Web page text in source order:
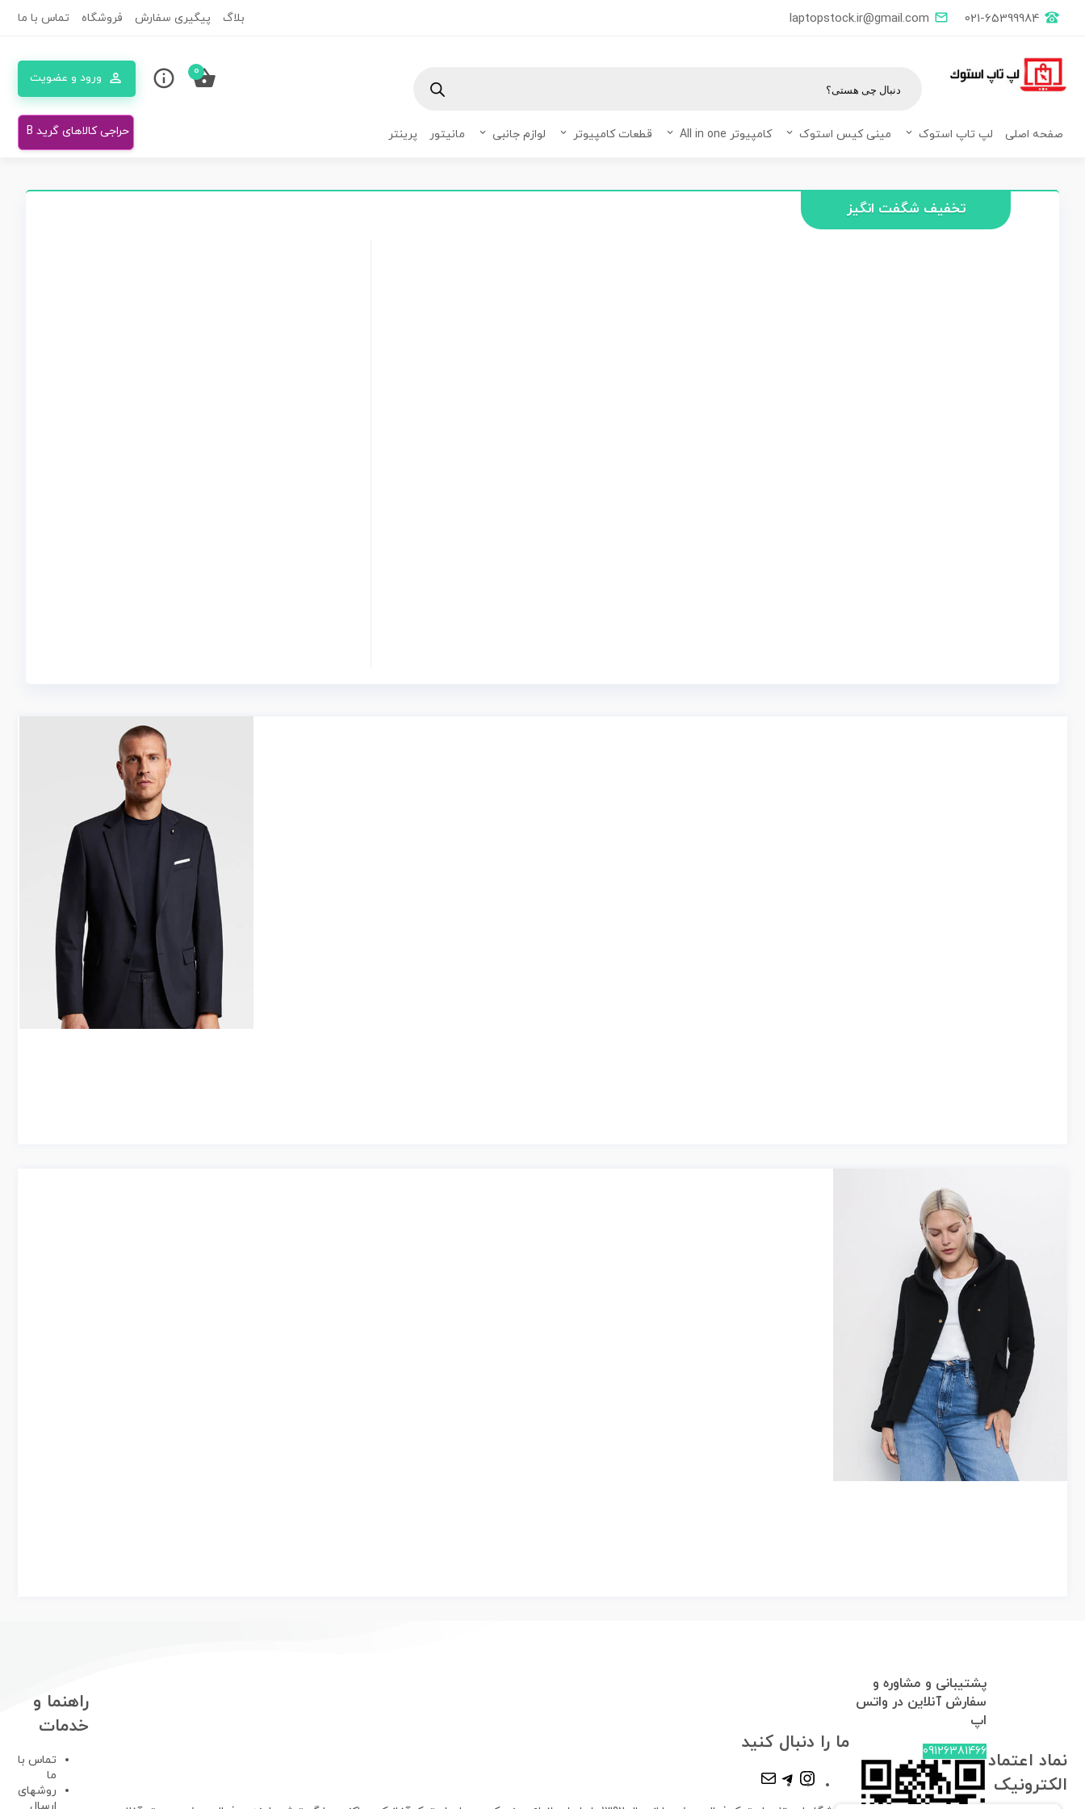
laptopstock.ir@gmail.com 021-65399984 بلاگ پیگیری سفارش فروشگاه تماس با ما
ورود و عضویت 0
صفحه اصلی لپ تاپ استوک مینی کیس استوک کامپیوتر All in one قطعات کامپیوتر لوازم جانبی مانیتور پرینتر حراجی کالاهای گرید B
نماد اعتماد
الکترونیک
پشتیبانی و مشاوره و
سفارش آنلاین در واتس
اپ
09126381466 ما را دنبال کنید
راهنما و
خدمات
تماس با
ما
روشهای